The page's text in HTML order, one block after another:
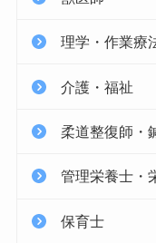
理学・作業療
介護・福祉
柔道整復師・
管理栄養士・
保育士